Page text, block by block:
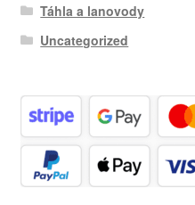
Táhla a lanovody
Uncategorized